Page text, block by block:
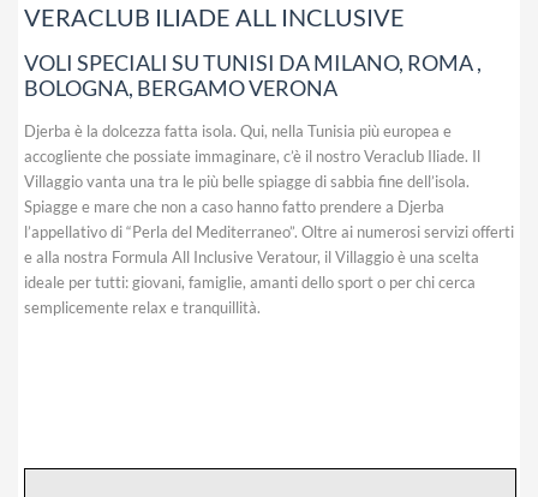
VERACLUB ILIADE ALL INCLUSIVE
VOLI SPECIALI SU TUNISI DA MILANO, ROMA ,
BOLOGNA, BERGAMO VERONA
Djerba è la dolcezza fatta isola. Qui, nella Tunisia più europea e
accogliente che possiate immaginare, c’è il nostro Veraclub Iliade. Il
Villaggio vanta una tra le più belle spiagge di sabbia fine dell’isola.
Spiagge e mare che non a caso hanno fatto prendere a Djerba
l’appellativo di “Perla del Mediterraneo”. Oltre ai numerosi servizi offerti
e alla nostra Formula All Inclusive Veratour, il Villaggio è una scelta
ideale per tutti: giovani, famiglie, amanti dello sport o per chi cerca
semplicemente relax e tranquillità.